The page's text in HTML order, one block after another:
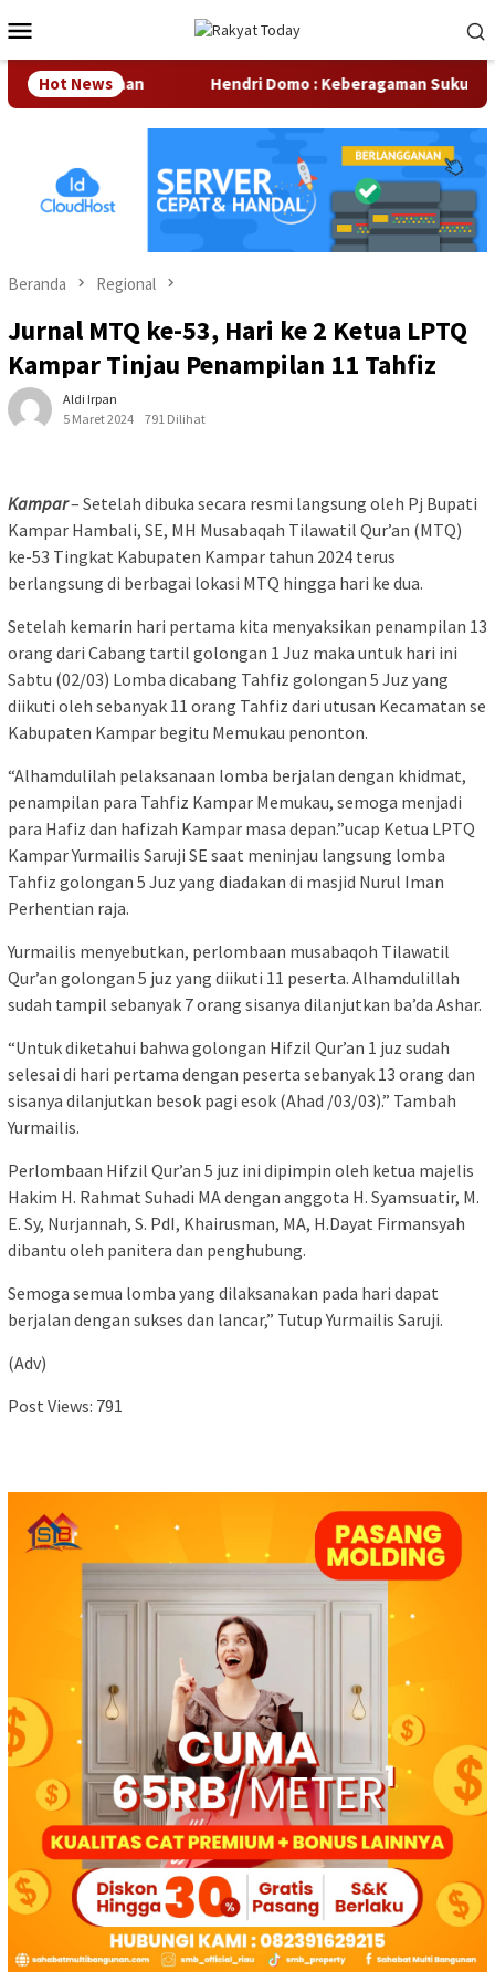
ke
kontenMobile
Hot News
Perusahaan Hendri Domo : Keberagaman Suku dan
Beranda Regional
Jurnal MTQ ke-53, Hari ke 2 Ketua LPTQ
Kampar Tinjau Penampilan 11 Tahfiz
Aldi Irpan
5 Maret 2024
791 Dilihat
Kampar– Setelah dibuka secara resmi langsung oleh Pj Bupati
Kampar Hambali, SE, MH Musabaqah Tilawatil Qur’an (MTQ)
ke-53 Tingkat Kabupaten Kampar tahun 2024 terus
berlangsung di berbagai lokasi MTQ hingga hari ke dua.
Setelah kemarin hari pertama kita menyaksikan penampilan 13
orang dari Cabang tartil golongan 1 Juz maka untuk hari ini
Sabtu (02/03) Lomba dicabang Tahfiz golongan 5 Juz yang
diikuti oleh sebanyak 11 orang Tahfiz dari utusan Kecamatan se
Kabupaten Kampar begitu Memukau penonton.
“Alhamdulilah pelaksanaan lomba berjalan dengan khidmat,
penampilan para Tahfiz Kampar Memukau, semoga menjadi
para Hafiz dan hafizah Kampar masa depan.”ucap Ketua LPTQ
Kampar Yurmailis Saruji SE saat meninjau langsung lomba
Tahfiz golongan 5 Juz yang diadakan di masjid Nurul Iman
Perhentian raja.
Yurmailis menyebutkan, perlombaan musabaqoh Tilawatil
Qur’an golongan 5 juz yang diikuti 11 peserta. Alhamdulillah
sudah tampil sebanyak 7 orang sisanya dilanjutkan ba’da Ashar.
“Untuk diketahui bahwa golongan Hifzil Qur’an 1 juz sudah
selesai di hari pertama dengan peserta sebanyak 13 orang dan
sisanya dilanjutkan besok pagi esok (Ahad /03/03).” Tambah
Yurmailis.
Perlombaan Hifzil Qur’an 5 juz ini dipimpin oleh ketua majelis
Hakim H. Rahmat Suhadi MA dengan anggota H. Syamsuatir, M.
E. Sy, Nurjannah, S. PdI, Khairusman, MA, H.Dayat Firmansyah
dibantu oleh panitera dan penghubung.
Semoga semua lomba yang dilaksanakan pada hari dapat
berjalan dengan sukses dan lancar,” Tutup Yurmailis Saruji.
(Adv)
Post Views: 791